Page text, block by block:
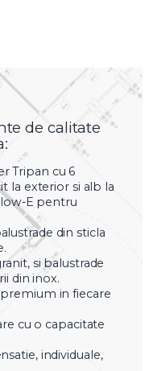
de calitate
Tripan cu 6
la exterior si alb la
E pentru
din sticla
si balustrade
din inox.
in fiecare
cu o capacitate
individuale,